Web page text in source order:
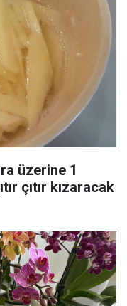
üzerine 1
çıtır kızaracak